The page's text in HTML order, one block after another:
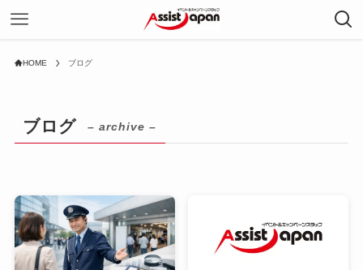
HOME ブログ
ブログ – archive –